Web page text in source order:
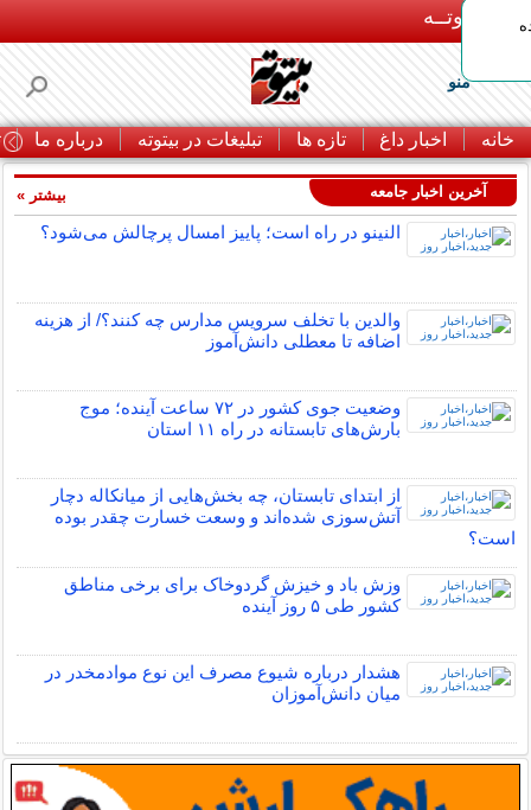
بـیتوتــه
منو
خانه اخبار داغ تازه ها تبلیغات در بیتوته درباره ما
آخرین اخبار جامعه
النینو در راه است؛ پاییز امسال پرچالش می‌شود؟
والدین با تخلف سرویس مدارس چه کنند؟/ از هزینه
اضافه تا معطلی دانش‌آموز
وضعیت جوی کشور در ۷۲ ساعت آینده؛ موج
بارش‌های تابستانه در راه ۱۱ استان
از ابتدای تابستان، چه بخش‌هایی از میانکاله دچار
آتش‌سوزی شده‌اند و وسعت خسارت چقدر بوده
است؟
وزش باد و خیزش گردوخاک برای برخی مناطق
کشور طی ۵ روز آینده
هشدار درباره شیوع مصرف این نوع موادمخدر در
میان دانش‌آموزان
بیشتر »